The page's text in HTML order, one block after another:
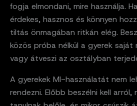
fogja elmondani, mire használja.
érdekes, hasznos és könnyen
tiltás önmagában ritkán elég.
közös próba nélkül a gyerek saját
vagy átveszi az osztályban
A gyerekek MI-használatát nem
rendezni. Előbb beszélni kell arról,